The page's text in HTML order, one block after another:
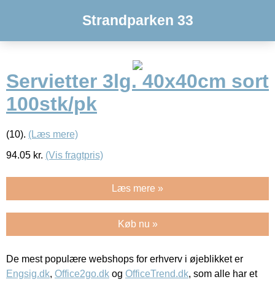
Strandparken 33
Servietter 3lg. 40x40cm sort
100stk/pk
(10). (Læs mere)
94.05 kr. (Vis fragtpris)
Læs mere »
Køb nu »
De mest populære webshops for erhverv i øjeblikket er
Engsig.dk, Office2go.dk og OfficeTrend.dk, som alle har et